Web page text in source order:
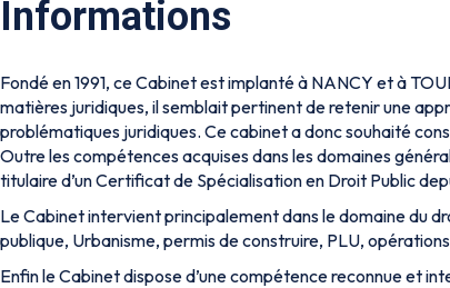
Informations
Fondé en 1991, ce Cabinet est implanté à NANCY et à
matières juridiques, il semblait pertinent de retenir une
problématiques juridiques. Ce cabinet a donc souhaité
Outre les compétences acquises dans les domaines
titulaire d’un Certificat de Spécialisation en Droit Public
Le Cabinet intervient principalement dans le domaine du
publique, Urbanisme, permis de construire, PLU,
Enfin le Cabinet dispose d’une compétence reconnue et